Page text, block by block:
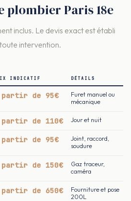
Paris 18e
inclus. Le devis exact est établi
intervention.
INDICATIF DÉTAILS
partir de 95€
Furet manuel ou
mécanique
de 110€ Jour et nuit
partir de 95€
Joint, raccord,
soudure
de 150€
Gaz traceur,
caméra
de 650€
Fourniture et pose
200L